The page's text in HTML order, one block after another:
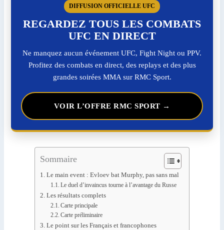
DIFFUSION OFFICIELLE UFC
REGARDEZ TOUS LES COMBATS
UFC EN DIRECT
Ne manquez aucun événement UFC, Fight Night ou PPV.
Profitez des combats en direct, des replays et des plus
grandes soirées MMA sur RMC Sport.
VOIR L’OFFRE RMC SPORT →
Sommaire
Le main event : Evloev bat Murphy, pas sans mal
Le duel d’invaincus tourne à l’avantage du Russe
Les résultats complets
Carte principale
Carte préliminaire
Le point sur les Français et francophones